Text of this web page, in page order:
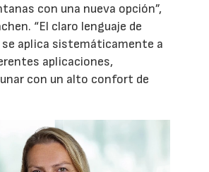
con una nueva opción”,
“El claro lenguaje de
aplica sistemáticamente a
aplicaciones,
con un alto confort de